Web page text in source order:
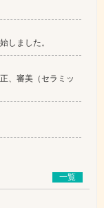
しました。
、審美（セラミッ
一覧